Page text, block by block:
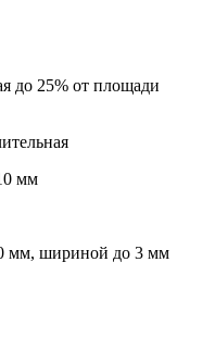
до 25% от площади
мм
мм, шириной до 3 мм